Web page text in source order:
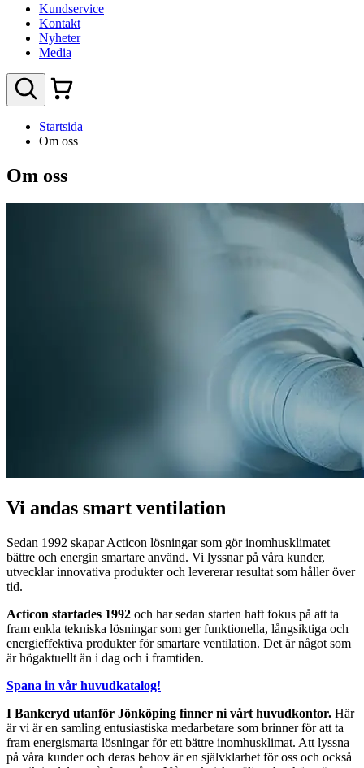
Kundservice
Kontakt
Nyheter
Media
Startsida
Om oss
Om oss
Vi andas smart ventilation
Sedan 1992 skapar Acticon lösningar som gör inomhusklimatet
bättre och energin smartare använd. Vi lyssnar på våra kunder,
utvecklar innovativa produkter och levererar resultat som håller över
tid.
Acticon startades 1992 och har sedan starten haft fokus på att ta
fram enkla tekniska lösningar som ger funktionella, långsiktiga och
energieffektiva produkter för smartare ventilation. Det är något som
är högaktuellt än i dag och i framtiden.
Spana in vår huvudkatalog!
I Bankeryd utanför Jönköping finner ni vårt huvudkontor. Här
är vi är en samling entusiastiska medarbetare som brinner för att ta
fram energismarta lösningar för ett bättre inomhusklimat. Att lyssna
på våra kunder och deras behov är en självklarhet för oss och också